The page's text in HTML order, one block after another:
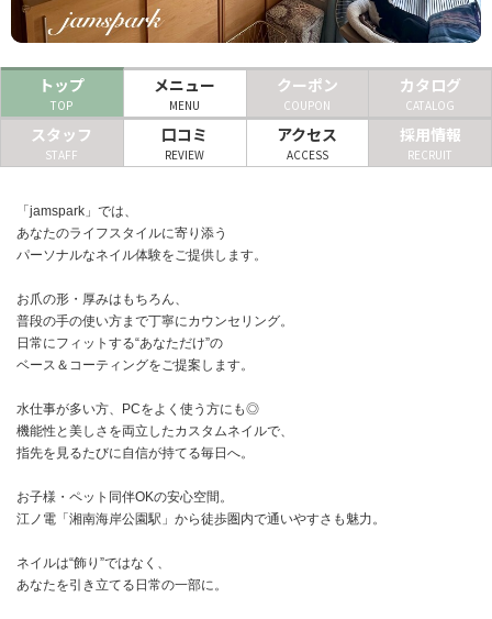
まつげサロン
リラクゼーションサロン
美容クリニック
ヘアカタログ
ネイルカタログ
トップ
TOP
メニュー
MENU
クーポン
COUPON
カタログ
CATALOG
スタッフ
STAFF
口コミ
REVIEW
アクセス
ACCESS
採用情報
RECRUIT
「jamspark」では、
あなたのライフスタイルに寄り添う
パーソナルなネイル体験をご提供します。
お爪の形・厚みはもちろん、
普段の手の使い方まで丁寧にカウンセリング。
日常にフィットする“あなただけ”の
ベース＆コーティングをご提案します。
水仕事が多い方、PCをよく使う方にも◎
機能性と美しさを両立したカスタムネイルで、
指先を見るたびに自信が持てる毎日へ。
お子様・ペット同伴OKの安心空間。
江ノ電「湘南海岸公園駅」から徒歩圏内で通いやすさも魅力。
ネイルは“飾り”ではなく、
あなたを引き立てる日常の一部に。